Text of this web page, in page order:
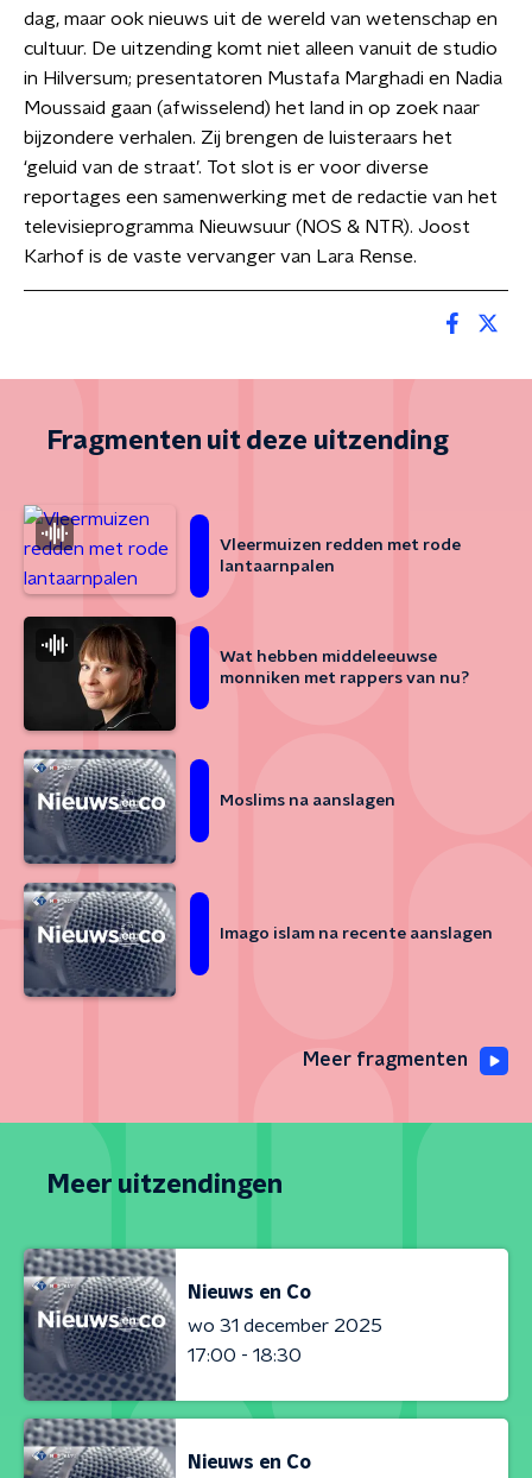
dag, maar ook nieuws uit de wereld van wetenschap en
cultuur. De uitzending komt niet alleen vanuit de studio
in Hilversum; presentatoren Mustafa Marghadi en Nadia
Moussaid gaan (afwisselend) het land in op zoek naar
bijzondere verhalen. Zij brengen de luisteraars het
‘geluid van de straat’. Tot slot is er voor diverse
reportages een samenwerking met de redactie van het
televisieprogramma Nieuwsuur (NOS & NTR). Joost
Karhof is de vaste vervanger van Lara Rense.
Fragmenten uit deze uitzending
Vleermuizen redden met rode
lantaarnpalen
Wat hebben middeleeuwse
monniken met rappers van nu?
Moslims na aanslagen
Imago islam na recente aanslagen
Meer fragmenten
Meer uitzendingen
Nieuws en Co
wo 31 december 2025
17:00 - 18:30
Nieuws en Co